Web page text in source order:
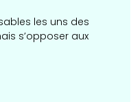
les uns des
s’opposer aux